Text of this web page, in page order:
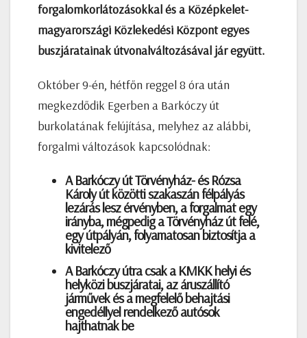
forgalomkorlátozásokkal és a Középkelet-
magyarországi Közlekedési Központ egyes
buszjáratainak útvonalváltozásával jár együtt.
Október 9-én, hétfőn reggel 8 óra után
megkezdődik Egerben a Barkóczy út
burkolatának felújítása, melyhez az alábbi,
forgalmi változások kapcsolódnak:
A Barkóczy út Törvényház- és Rózsa
Károly út közötti szakaszán félpályás
lezárás lesz érvényben, a forgalmat egy
irányba, mégpedig a Törvényház út felé,
egy útpályán, folyamatosan biztosítja a
kivitelező
A Barkóczy útra csak a KMKK helyi és
helyközi buszjáratai, az áruszállító
járművek és a megfelelő behajtási
engedéllyel rendelkező autósok
hajthatnak be